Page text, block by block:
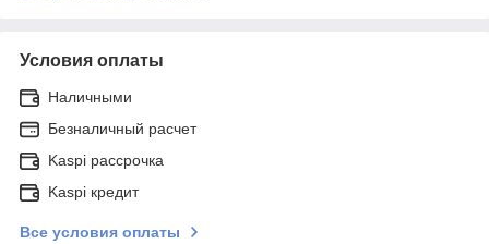
Условия оплаты
Наличными
Безналичный расчет
Kaspi рассрочка
Kaspi кредит
Все условия оплаты